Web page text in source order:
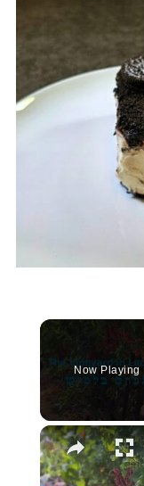
Now Playing